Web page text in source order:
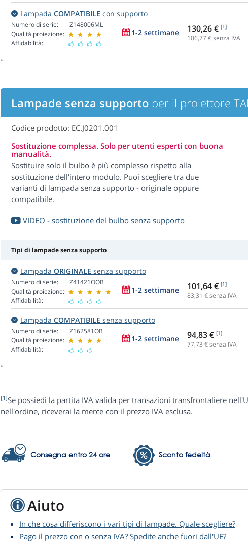
Lampada COMPATIBILE con supporto
Numero di serie:
Qualità proiezione:
Affidabilità:
Z148006ML
1-2 settimane 130,26 € [1]
106,77 € senza IVA
Lampade senza supporto per il proiettore
Codice prodotto: EC.J0201.001
Sostituzione complessa. Solo per utenti esperti con buona
manualità.
Sostituire solo il bulbo è più complesso rispetto alla
sostituzione dell'intero modulo. Puoi scegliere tra due
varianti di lampada senza supporto - originale oppure
compatibile.
VIDEO - sostituzione del bulbo senza supporto
Tipi di lampade senza supporto
Lampada ORIGINALE senza supporto
Numero di serie:
Qualità proiezione:
Affidabilità:
Z41421OOB
1-2 settimane 101,64 € [1]
83,31 € senza IVA
Lampada COMPATIBILE senza supporto
Numero di serie:
Qualità proiezione:
Affidabilità:
Z162581OB
1-2 settimane 94,83 € [1]
77,73 € senza IVA
[1]Se possiedi la partita IVA valida per transazioni transfrontaliere
nell'ordine, riceverai la merce con il prezzo IVA esclusa.
Consegna entro 24 ore Sconto fedeltà
Aiuto
In che cosa differiscono i vari tipi di lampade. Quale scegliere?
Pago il prezzo con o senza IVA? Spedite anche fuori dall'UE?